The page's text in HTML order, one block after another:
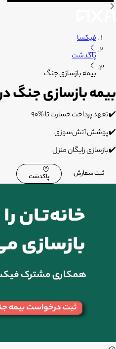
فیکسا
پاکدشت
بیمه بازسازی جنگ
بیمه بازسازی جنگ
✔️تعهد پرداخت خسارت تا %۹۰
✔️پوشش آتش‌سوزی
✔️بازسازی رایگان منزل
ثبت سفارش پاکدشت